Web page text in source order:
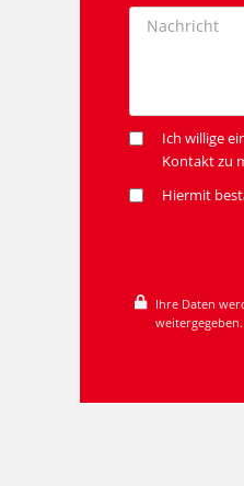
Ich willige
Kontakt zu
Hiermit
Ihre Daten
weitergegeben.